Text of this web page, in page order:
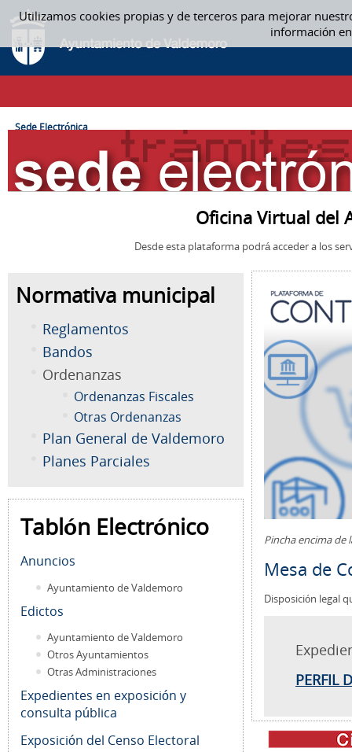
Utilizamos cookies propias y de terceros para mejorar
información
Saltar al contenido
SEDE ELECTRÓNICA
CAMINO DE MIGAS
Sede Electrónica
Oficina Virtual del
Desde esta plataforma podrá acceder a los
Normativa municipal
Reglamentos
Bandos
Ordenanzas
Ordenanzas Fiscales
Otras Ordenanzas
Plan General de Valdemoro
Planes Parciales
Tablón Electrónico
Anuncios
Ayuntamiento de Valdemoro
Edictos
Ayuntamiento de Valdemoro
Otros Ayuntamientos
Otras Administraciones
Expedientes en exposición y
consulta pública
Exposición del Censo Electoral
Pincha encima de
Mesa de
Disposición legal
PERFIL